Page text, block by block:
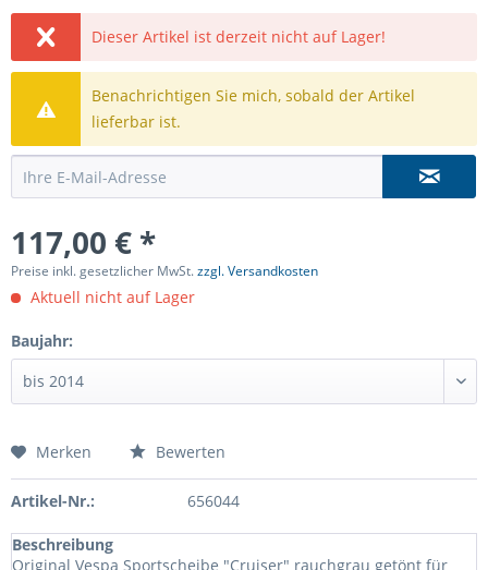
Dieser Artikel ist derzeit nicht auf Lager!
Benachrichtigen Sie mich, sobald der Artikel
lieferbar ist.
117,00 € *
Preise inkl. gesetzlicher MwSt.zzgl. Versandkosten
Aktuell nicht auf Lager
Baujahr:
Merken Bewerten
Artikel-Nr.: 656044
Beschreibung
Original Vespa Sportscheibe "Cruiser" rauchgrau getönt für